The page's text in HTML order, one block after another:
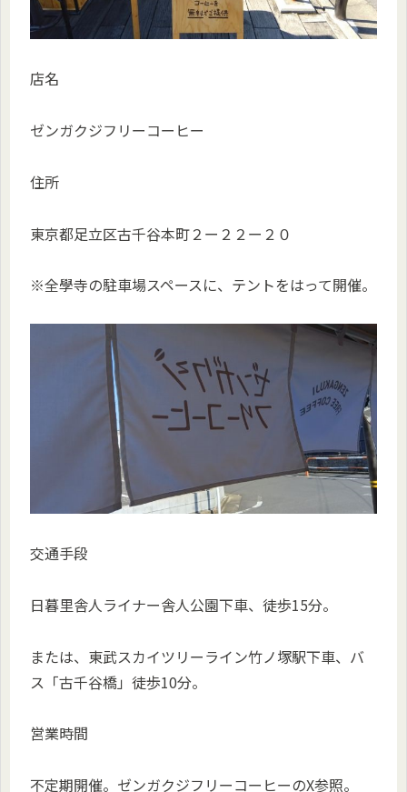
店名
ゼンガクジフリーコーヒー
住所
東京都足立区古千谷本町２ー２２ー２０
※全學寺の駐車場スペースに、テントをはって開催。
交通手段
日暮里舎人ライナー舎人公園下車、徒歩15分。
または、東武スカイツリーライン竹ノ塚駅下車、バ
ス「古千谷橋」徒歩10分。
営業時間
不定期開催。ゼンガクジフリーコーヒーのX参照。